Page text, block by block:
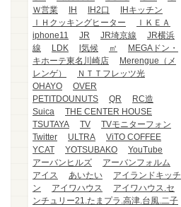
Ｗ営業
IH IH2口
IHキッチン
ＩＨクッキングヒーター
ＩＫＥＡ
iphone11
JR JR埼京線
JR横浜
線
LDK l気候 ㎡
MEGAドン・
キホーテ東名川崎店
Merengue（メ
レンゲ）
ＮＴＴフレッツ光
OHAYO
OVER
PETITDOUNUTS
QR
RC造
Suica
THE CENTER HOUSE
TSUTAYA
TV
TVモニターフォン
Twitter
ULTRA
ViTO COFFEE
YCAT
YOTSUBAKO
YouTube
アーバンヒルズ
アーバンフォルム
アイス
あいたい
アイランドキッチ
ン
アイワハウス
アイワハウス.セ
ンチュリー21.たまプラ.高津.台風.二子